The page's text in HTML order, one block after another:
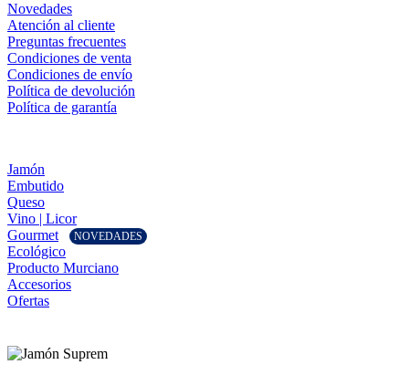
Novedades
Atención al cliente
Preguntas frecuentes
Condiciones de venta
Condiciones de envío
Política de devolución
Política de garantía
Jamón
Embutido
Queso
Vino | Licor
Gourmet
NOVEDADES
Ecológico
Producto Murciano
Accesorios
Ofertas